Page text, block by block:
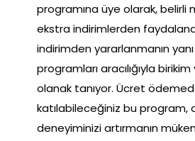
programına üye olarak, belirli
ekstra indirimlerden
indirimden yararlanmanın
programları aracılığıyla
olanak tanıyor. Ücret
katılabileceğiniz bu program,
deneyiminizi artırmanın